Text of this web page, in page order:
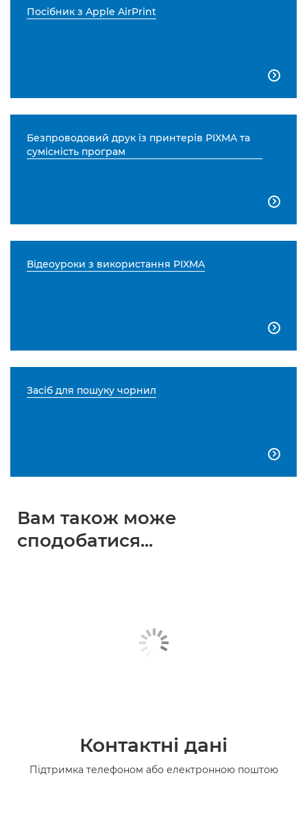
Посібник з Apple AirPrint

Безпроводовий друк із принтерів PIXMA та
сумісність програм

Відеоуроки з використання PIXMA

Засіб для пошуку чорнил

Вам також може
сподобатися...
Контактні дані
Підтримка телефоном або електронною поштою